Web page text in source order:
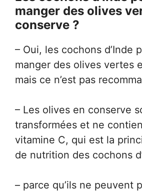
manger des olives
conserve ?
– Oui, les cochons d’Inde
manger des olives vertes
mais ce n’est pas
– Les olives en conserve
transformées et ne
vitamine C, qui est la
de nutrition des cochons
– parce qu’ils ne peuvent